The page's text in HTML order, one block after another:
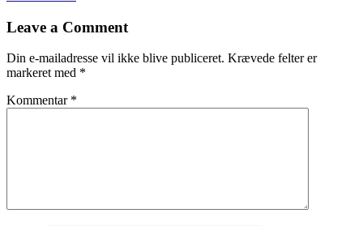
til
Leave a Comment
Din e-mailadresse vil ikke blive publiceret. Krævede felter er
markeret med *
Kommentar *